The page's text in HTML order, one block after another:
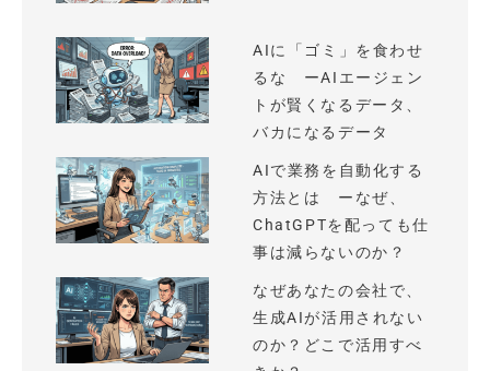
AIに「ゴミ」を食わせ
るな ーAIエージェン
トが賢くなるデータ、
バカになるデータ
AIで業務を自動化する
方法とは ーなぜ、
ChatGPTを配っても仕
事は減らないのか？
なぜあなたの会社で、
生成AIが活用されない
のか？どこで活用すべ